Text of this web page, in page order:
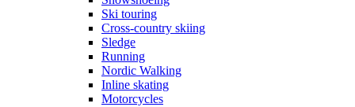
Ski touring
Cross-country skiing
Sledge
Running
Nordic Walking
Inline skating
Motorcycles